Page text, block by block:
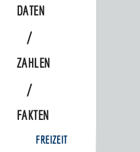
DATEN
/
ZAHLEN
/
FAKTEN
FREIZEIT